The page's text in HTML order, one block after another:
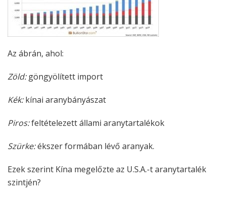
Az ábrán, ahol:
Zöld:göngyölített import
Kék:kínai aranybányászat
Piros:feltételezett állami aranytartalékok
Szürke:ékszer formában lévő aranyak.
Ezek szerint Kína megelőzte az U.S.A.-t aranytartalék
szintjén?